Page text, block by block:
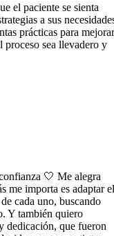
el paciente se sienta
a sus
prácticas para mejorar
sea llevadero y
🤍 Me alegra
me importa es adaptar el
cada uno, buscando
Y también quiero
dedicación, que fueron